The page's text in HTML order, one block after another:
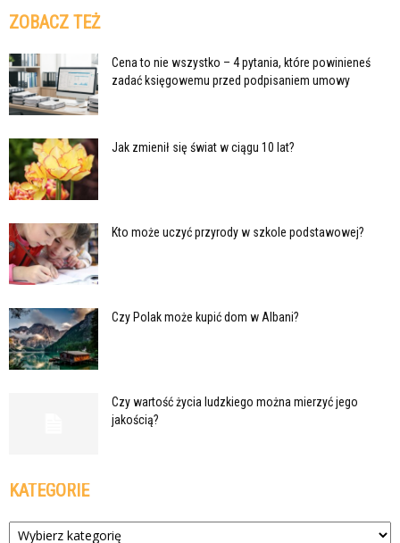
ZOBACZ TEŻ
Cena to nie wszystko – 4 pytania, które powinieneś
zadać księgowemu przed podpisaniem umowy
Jak zmienił się świat w ciągu 10 lat?
Kto może uczyć przyrody w szkole podstawowej?
Czy Polak może kupić dom w Albani?
Czy wartość życia ludzkiego można mierzyć jego
jakością?
KATEGORIE
Kategorie